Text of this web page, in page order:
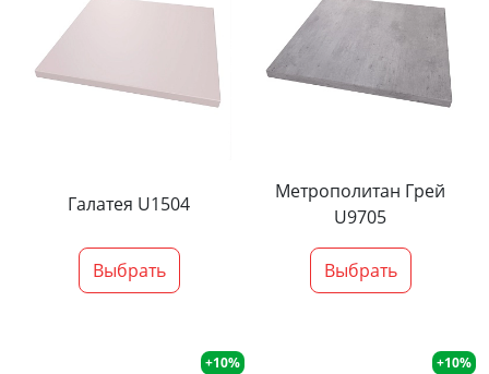
Галатея U1504
Выбрать
Метрополитан Грей
U9705
Выбрать
+10% +10%